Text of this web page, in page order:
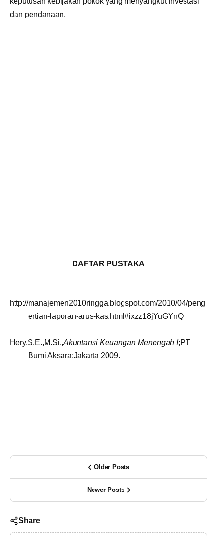
dan pendanaan.
DAFTAR PUSTAKA
http://manajemen2010ringga.blogspot.com/2010/04/peng
ertian-laporan-arus-kas.html#ixzz18jYuGYnQ
Hery,S.E.,M.Si.,Akuntansi Keuangan Menengah I;PT
Bumi Aksara;Jakarta 2009.
Older Posts
Newer Posts
Share